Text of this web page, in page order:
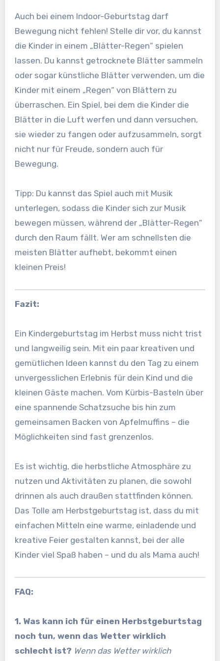
Auch bei einem Indoor-Geburtstag darf
Bewegung nicht fehlen! Stelle dir vor, du kannst
die Kinder in einem „Blätter-Regen“ spielen
lassen. Du kannst getrocknete Blätter sammeln
oder sogar künstliche Blätter verwenden, um die
Kinder mit einem „Regen“ von Blättern zu
überraschen. Ein Spiel, bei dem die Kinder die
Blätter in die Luft werfen und dann versuchen,
sie wieder zu fangen oder aufzusammeln, sorgt
nicht nur für Freude, sondern auch für
Bewegung.
Tipp: Du kannst das Spiel auch mit Musik
unterlegen, sodass die Kinder sich zur Musik
bewegen müssen, während der „Blätter-Regen“
durch den Raum fällt. Wer am schnellsten die
meisten Blätter aufhebt, bekommt einen
kleinen Preis!
Fazit:
Ein Kindergeburtstag im Herbst muss nicht trist
und langweilig sein. Mit ein paar kreativen und
gemütlichen Ideen kannst du den Tag zu einem
unvergesslichen Erlebnis für dein Kind und die
kleinen Gäste machen. Vom Kürbis-Basteln über
eine spannende Schatzsuche bis hin zum
gemeinsamen Backen von Apfelmuffins – die
Möglichkeiten sind fast grenzenlos.
Es ist wichtig, die herbstliche Atmosphäre zu
nutzen und Aktivitäten zu planen, die sowohl
drinnen als auch draußen stattfinden können.
Das Tolle am Herbstgeburtstag ist, dass du mit
einfachen Mitteln eine warme, einladende und
kreative Feier gestalten kannst, bei der alle
Kinder viel Spaß haben – und du als Mama auch!
FAQ:
1. Was kann ich für einen Herbstgeburtstag
noch tun, wenn das Wetter wirklich
schlecht ist? Wenn das Wetter wirklich